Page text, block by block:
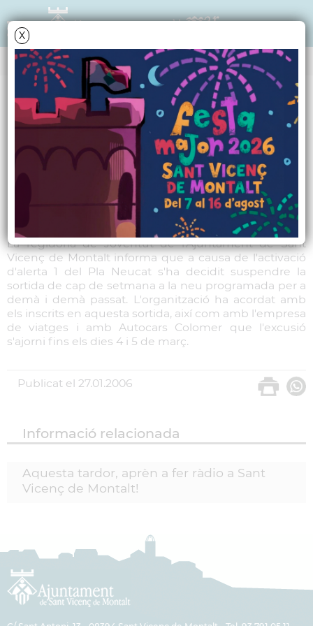
X
NOTÍCIES - ACTUALITAT
Suspesa la sortida a la
neu d'aquest cap de
setmana
La regidoria de Joventut de l'Ajuntament de Sant
Vicenç de Montalt informa que a causa de l'activació
d'alerta 1 del Pla Neucat s'ha decidit suspendre la
sortida de cap de setmana a la neu programada per a
demà i demà passat. L'organització ha acordat amb
els inscrits en aquesta sortida, així com amb l'empresa
de viatges i amb Autocars Colomer que l'excusió
s'ajorni fins els dies 4 i 5 de març.
Publicat el 27.01.2006
Informació relacionada
Aquesta tardor, aprèn a fer ràdio a Sant
Vicenç de Montalt!